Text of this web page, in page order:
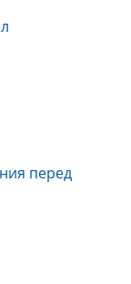
войне,
материалы,
открытки,
351 единица).
«Красная
центра ВМФ
Флота
Военно-
войск и
Российской
исторической
истории
научной
перед